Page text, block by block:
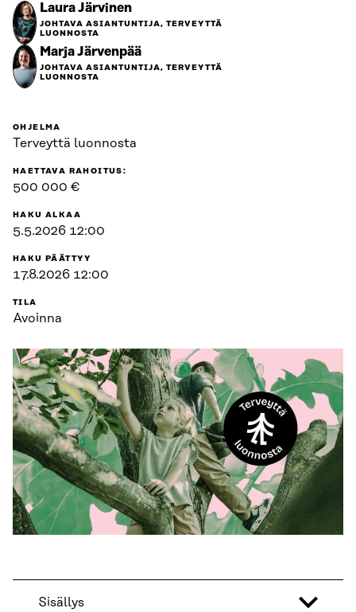
Laura Järvinen
JOHTAVA ASIANTUNTIJA, TERVEYTTÄ
LUONNOSTA
Marja Järvenpää
JOHTAVA ASIANTUNTIJA, TERVEYTTÄ
LUONNOSTA
OHJELMA
Terveyttä luonnosta
HAETTAVA RAHOITUS:
500 000 €
HAKU ALKAA
5.5.2026 12:00
HAKU PÄÄTTYY
17.8.2026 12:00
TILA
Avoinna
Sisällys